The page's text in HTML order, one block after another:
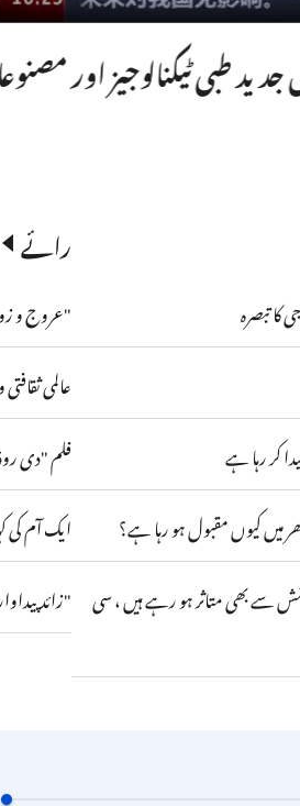
مضمر ہے
تبصرہ
کر رہا ہے
میں کیوں مقبول ہو رہا ہے؟
سے بھی متاثر ہو رہے ہیں ، سی
رائے
"عروج و زوال
عالمی
فلم "دی
ایک آم کی
"زائد